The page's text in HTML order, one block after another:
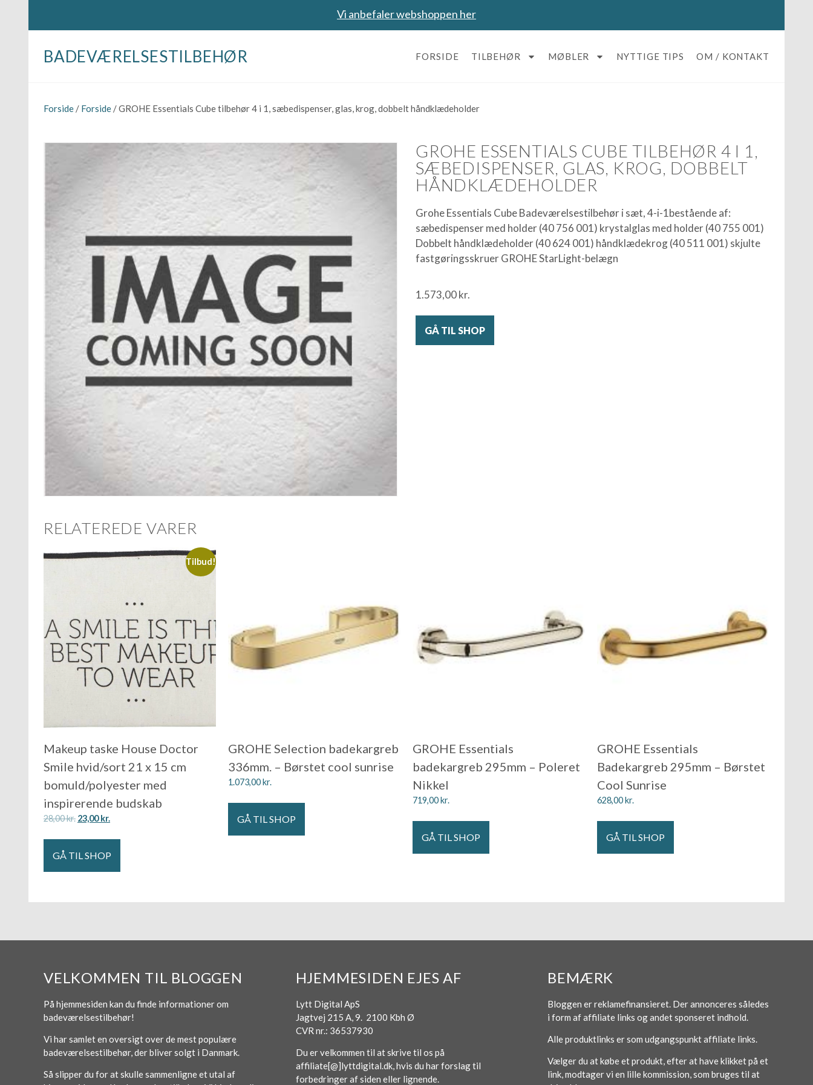
Vi anbefaler webshoppen her
BADEVÆRELSESTILBEHØR FORSIDE TILBEHØR MØBLER NYTTIGE TIPS OM / KONTAKT
Forside / Forside / GROHE Essentials Cube tilbehør 4 i 1, sæbedispenser, glas, krog, dobbelt håndklædeholder
GROHE ESSENTIALS CUBE TILBEHØR 4 I 1,
SÆBEDISPENSER, GLAS, KROG, DOBBELT
HÅNDKLÆDEHOLDER
Grohe Essentials Cube Badeværelsestilbehør i sæt, 4-i-1bestående af:
sæbedispenser med holder (40 756 001) krystalglas med holder (40 755 001)
Dobbelt håndklædeholder (40 624 001) håndklædekrog (40 511 001) skjulte
fastgøringsskruer GROHE StarLight-belægn
1.573,00kr.
GÅ TIL SHOP
RELATEREDE VARER
Tilbud!
Makeup taske House Doctor
Smile hvid/sort 21 x 15 cm
bomuld/polyester med
inspirerende budskab
28,00kr. 23,00kr.
GÅ TIL SHOP
GROHE Selection badekargreb
336mm. – Børstet cool sunrise
1.073,00kr.
GÅ TIL SHOP
GROHE Essentials
badekargreb 295mm – Poleret
Nikkel
719,00kr.
GÅ TIL SHOP
GROHE Essentials
Badekargreb 295mm – Børstet
Cool Sunrise
628,00kr.
GÅ TIL SHOP
VELKOMMEN TIL BLOGGEN
På hjemmesiden kan du finde informationer om
badeværelsestilbehør!
Vi har samlet en oversigt over de mest populære
badeværelsestilbehør, der bliver solgt i Danmark.
Så slipper du for at skulle sammenligne et utal af
HJEMMESIDEN EJES AF
Lytt Digital ApS
Jagtvej 215 A, 9. 2100 Kbh Ø
CVR nr.: 36537930
Du er velkommen til at skrive til os på
affiliate[@]lyttdigital.dk, hvis du har forslag til
forbedringer af siden eller lignende.
BEMÆRK
Bloggen er reklamefinansieret. Der annonceres således
i form af affiliate links og andet sponseret indhold.
Alle produktlinks er som udgangspunkt affiliate links.
Vælger du at købe et produkt, efter at have klikket på et
link, modtager vi en lille kommission, som bruges til at